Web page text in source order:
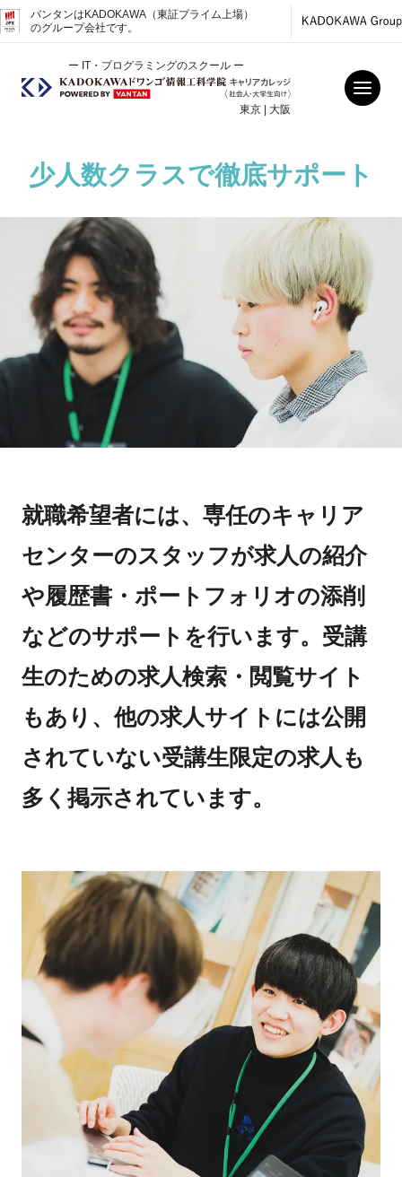
バンタンはKADOKAWA（東証プライム上場）
のグループ会社です。
ー IT・プログラミングのスクール ー
東京 | 大阪
少人数クラスで徹底サポート
就職希望者には、専任のキャリア
センターのスタッフが求人の紹介
や履歴書・ポートフォリオの添削
などのサポートを行います。受講
生のための求人検索・閲覧サイト
もあり、他の求人サイトには公開
されていない受講生限定の求人も
多く掲示されています。